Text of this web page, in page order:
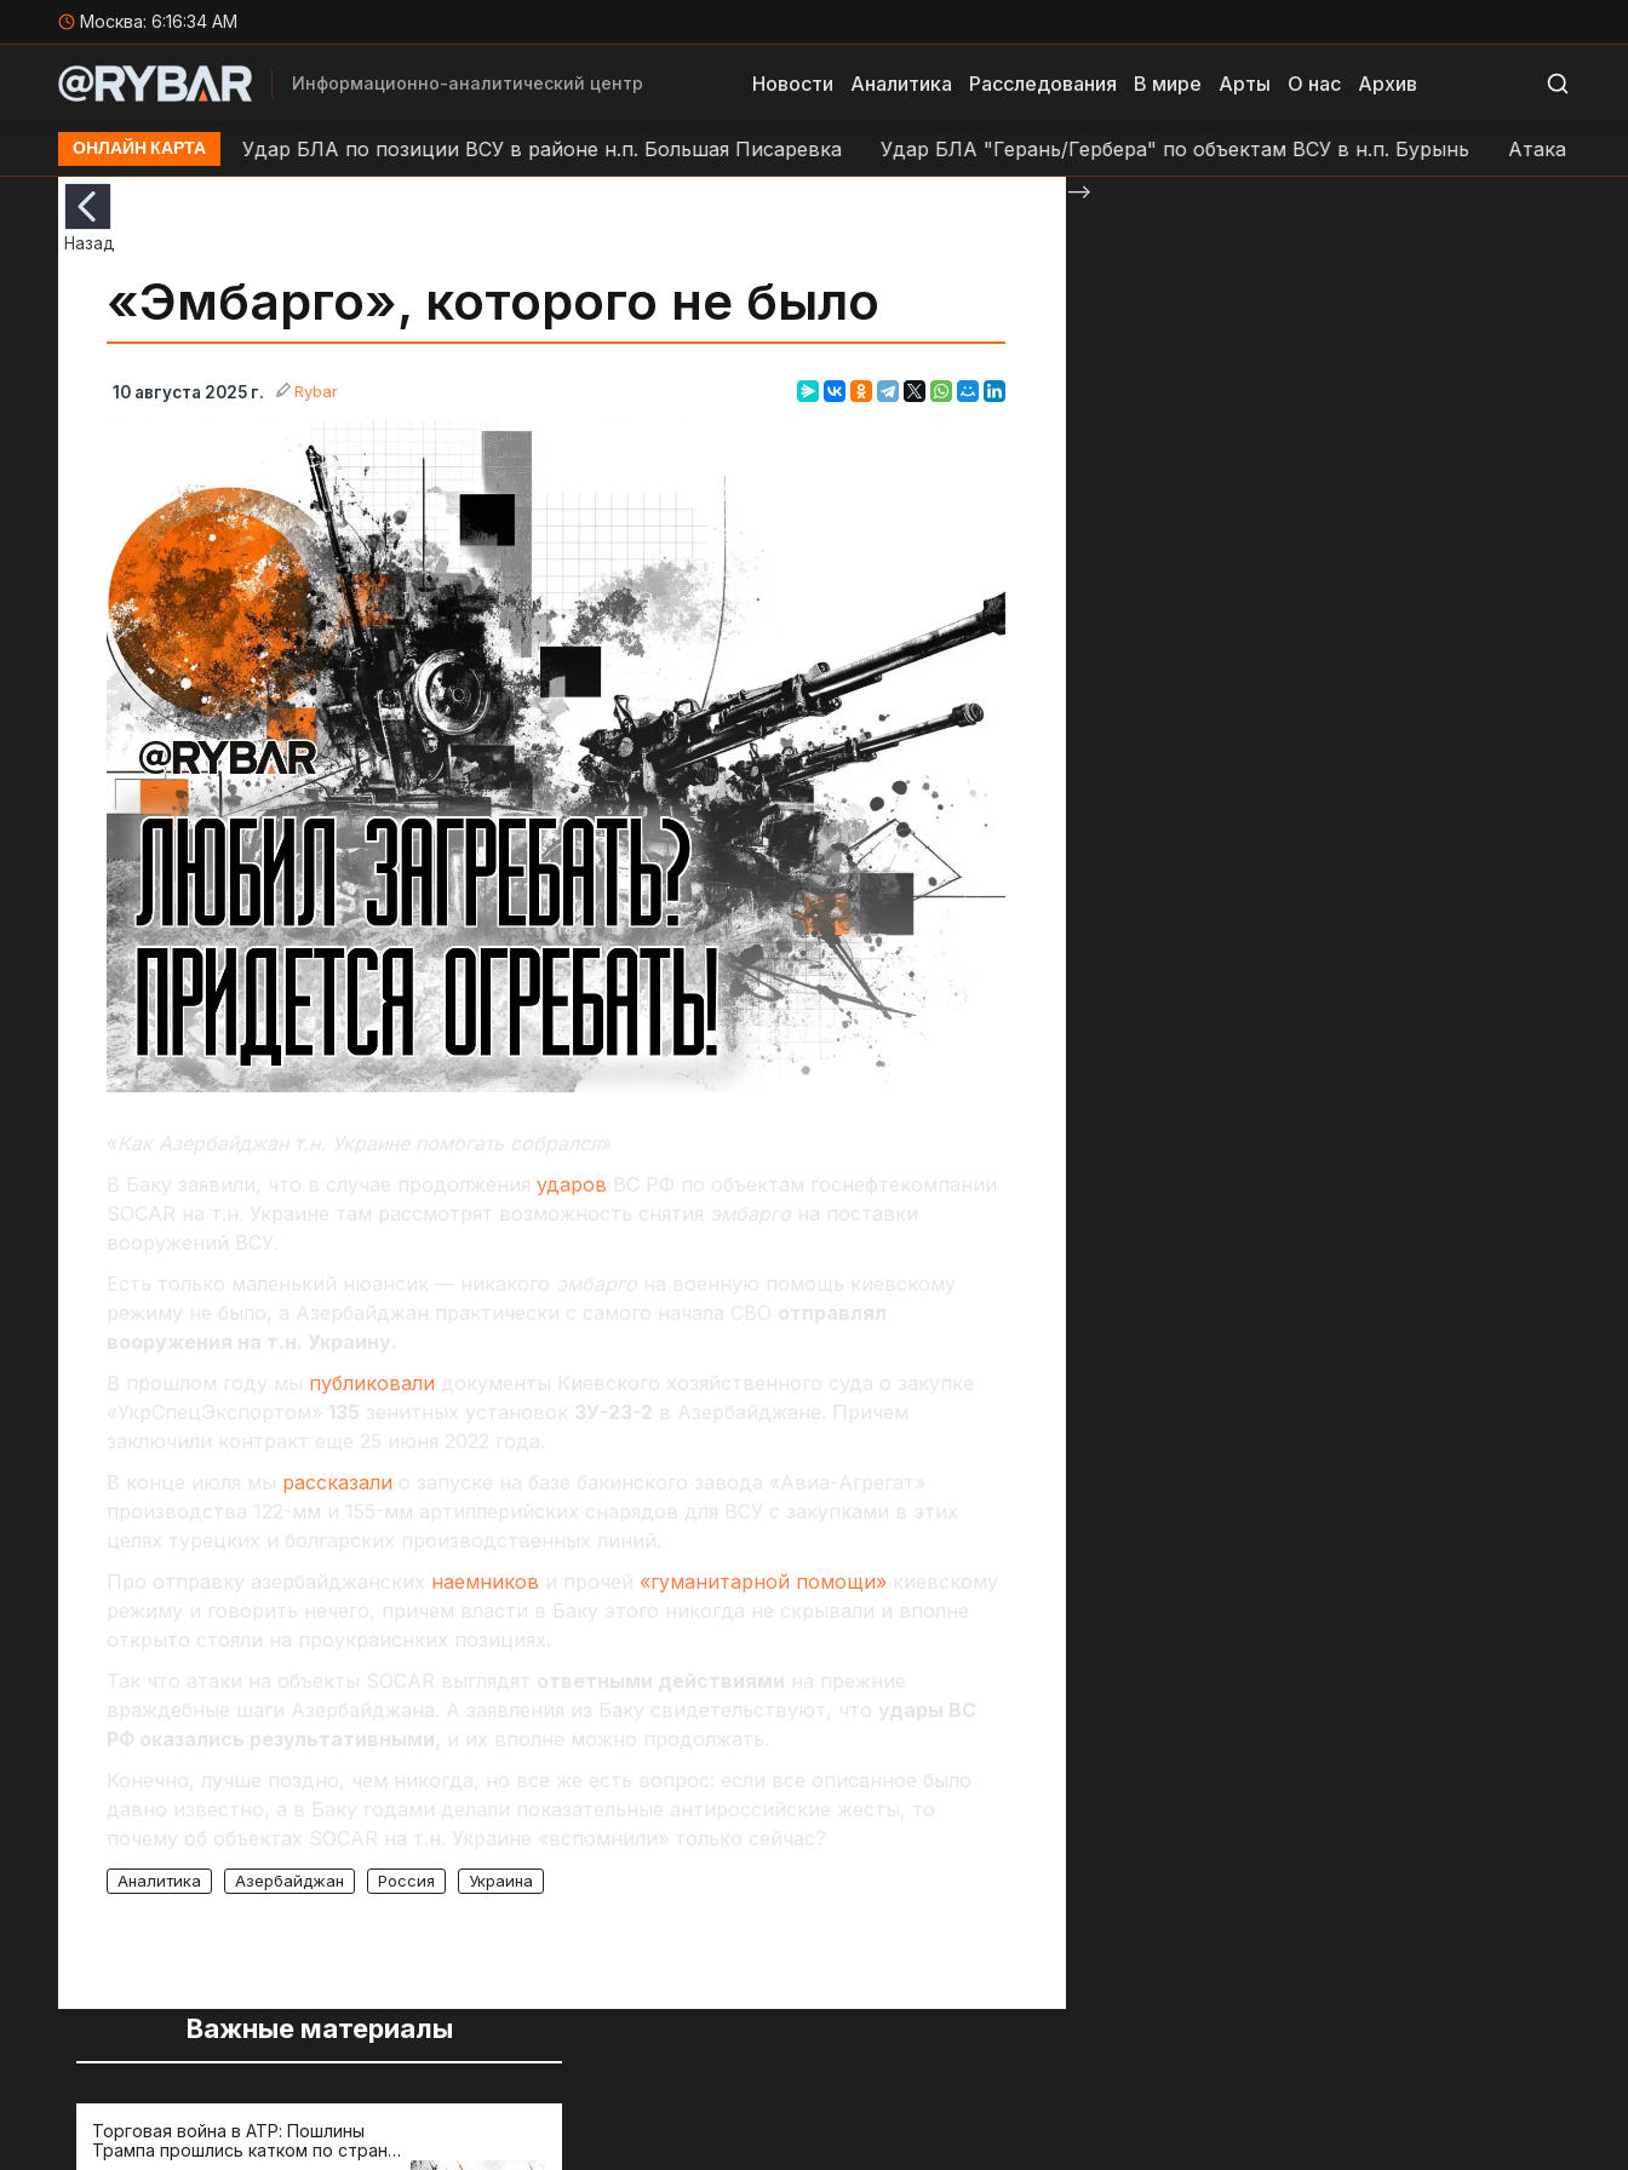
Москва: 6:16:35 AM
Информационно-аналитический центр Новости Аналитика Расследования В мире Арты О нас Архив
ОНЛАЙН КАРТА
н.п. Камыши Удар БЛА по позиции ВСУ в районе н.п. Большая Писаревка Удар БЛА "Герань/Гербера" по объектам ВСУ в н.п. Бурынь Атака БЛА на
Назад
«Эмбарго», которого не было
10 августа 2025 г. Rybar
«Как Азербайджан т.н. Украине помогать собрался»
В Баку заявили, что в случае продолжения ударов ВС РФ по объектам госнефтекомпании
SOCAR на т.н. Украине там рассмотрят возможность снятия эмбарго на поставки
вооружений ВСУ.
Есть только маленький нюансик — никакого эмбарго на военную помощь киевскому
режиму не было, а Азербайджан практически с самого начала СВО отправлял
вооружения на т.н. Украину.
В прошлом году мы публиковали документы Киевского хозяйственного суда о закупке
«УкрСпецЭкспортом» 135 зенитных установок ЗУ-23-2 в Азербайджане. Причем
заключили контракт еще 25 июня 2022 года.
В конце июля мы рассказали о запуске на базе бакинского завода «Авиа-Агрегат»
производства 122-мм и 155-мм артиллерийских снарядов для ВСУ с закупками в этих
целях турецких и болгарских производственных линий.
Про отправку азербайджанских наемников и прочей «гуманитарной помощи» киевскому
режиму и говорить нечего, причем власти в Баку этого никогда не скрывали и вполне
открыто стояли на проукраиснких позициях.
Так что атаки на объекты SOCAR выглядят ответными действиями на прежние
враждебные шаги Азербайджана. А заявления из Баку свидетельствуют, что удары ВС
РФ оказались результативными, и их вполне можно продолжать.
Конечно, лучше поздно, чем никогда, но все же есть вопрос: если все описанное было
давно известно, а в Баку годами делали показательные антироссийские жесты, то
почему об объектах SOCAR на т.н. Украине «вспомнили» только сейчас?
Аналитика Азербайджан Россия Украина
-->
Важные материалы
Торговая война в АТР: Пошлины
Трампа прошлись катком по странам